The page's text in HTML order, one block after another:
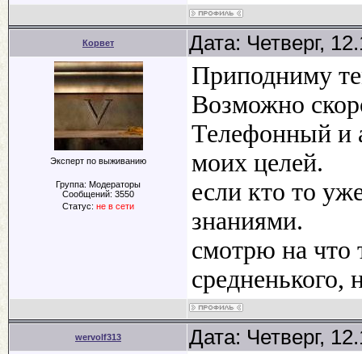
Корвет Дата: Четверг,
Эксперт по выживанию
Группа: Модераторы
Сообщений: 3550
Статус: не в сети
Приподниму
Возможно
Телефонный и
моих целей.
если кто то
знаниями.
смотрю на что
средненького,
wervolf313 Дата: Четверг,